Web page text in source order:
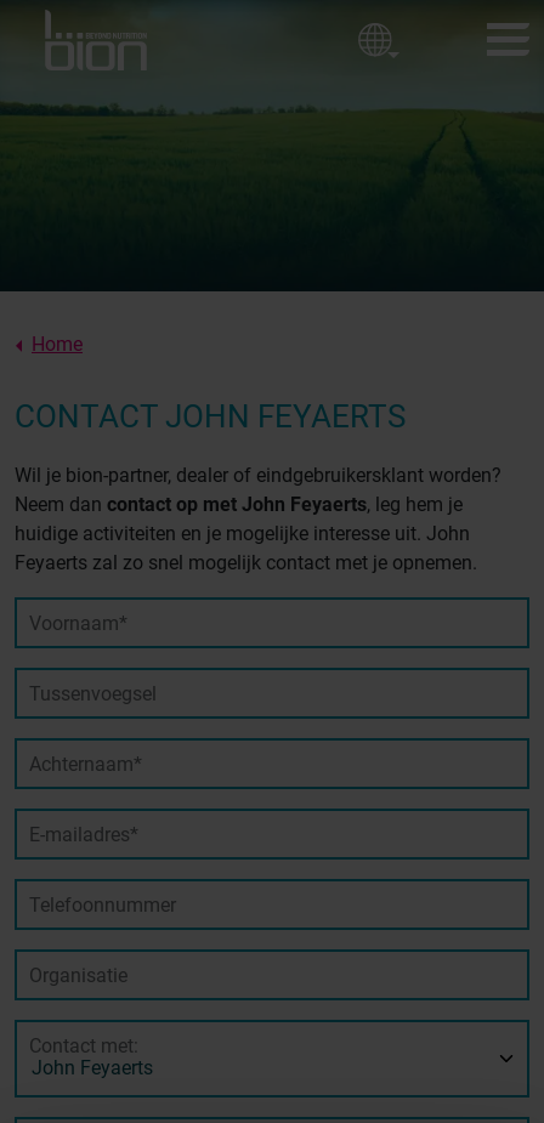
Home
CONTACT JOHN FEYAERTS
Wil je bion-partner, dealer of eindgebruikersklant worden?
Neem dan contact op met John Feyaerts, leg hem je
huidige activiteiten en je mogelijke interesse uit. John
Feyaerts zal zo snel mogelijk contact met je opnemen.
Voornaam*
Tussenvoegsel
Achternaam*
E-mailadres*
Telefoonnummer
Organisatie
Contact met:
BION-PRODUCTEN
Sierteelt
Sportvelden
Golfbanen
Bedrijfsbeleid
CONTACT